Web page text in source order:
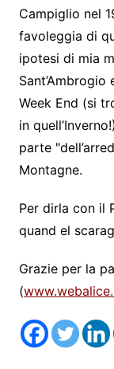
Campiglio nel
favoleggia di
ipotesi di mia
Week End (si
in
parte
Montagne.
Per dirla con il
quand el
Grazie per la
(